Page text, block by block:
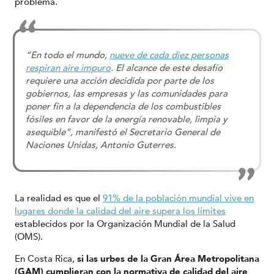
“En todo el mundo, nueve de cada diez personas
respiran aire impuro. El alcance de este desafío
requiere una acción decidida por parte de los
gobiernos, las empresas y las comunidades para
poner fin a la dependencia de los combustibles
fósiles en favor de la energía renovable, limpia y
asequible”, manifestó el Secretario General de
Naciones Unidas, Antonio Guterres.
La realidad es que el 91% de la población mundial vive en
lugares donde la calidad del aire supera los límites
establecidos por la Organización Mundial de la Salud
(OMS).
En Costa Rica, si las urbes de la Gran Área Metropolitana